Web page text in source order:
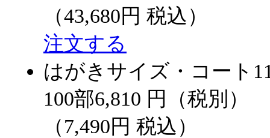
（43,680円 税込）
注文する
はがきサイズ・コート
100部6,810 円（税別）
（7,490円 税込）